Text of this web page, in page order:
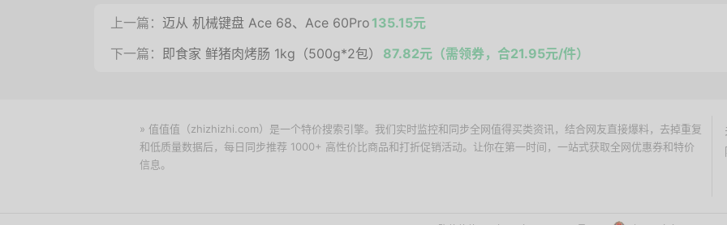
上一篇： 迈从 机械键盘 Ace 68、Ace 60Pro 135.15元
下一篇： 即食家 鲜猪肉烤肠 1kg（500g*2包） 87.82元（需领券，合21.95元/件）
» 值值值（zhizhizhi.com）是一个特价搜索引擎。我们实时监控和同步全网值得买类资讯，结合网友直接爆料，去掉重复
和低质量数据后，每日同步推荐 1000+ 高性价比商品和打折促销活动。让你在第一时间，一站式获取全网优惠券和特价
信息。